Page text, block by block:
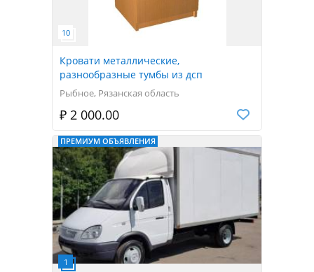
Кровати металлические,
разнообразные тумбы из дсп
Рыбное, Рязанская область
₽ 2 000.00
ПРЕМИУМ ОБЪЯВЛЕНИЯ